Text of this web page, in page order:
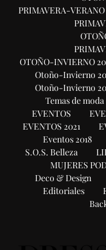
PRIMAVERA-VERANO
OTOÑO-INVIERNO
Otoño-Invierno
Otoño-Invierno
Temas de moda
EVENTOS
EVENTOS 2021
Eventos 2018
S.O.S. Belleza
MUJERES
Deco & Design
Editoriales